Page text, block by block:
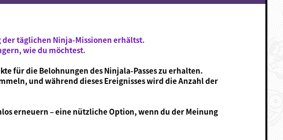
täglichen Ninja-Missionen erhältst.
wie du möchtest.
für die Belohnungen des Ninjala-Passes zu erhalten.
und während dieses Ereignisses wird die Anzahl der
erneuern – eine nützliche Option, wenn du der Meinung